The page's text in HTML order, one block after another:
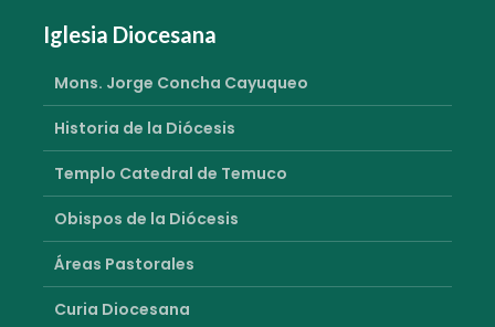
Iglesia Diocesana
Mons. Jorge Concha Cayuqueo
Historia de la Diócesis
Templo Catedral de Temuco
Obispos de la Diócesis
Áreas Pastorales
Curia Diocesana